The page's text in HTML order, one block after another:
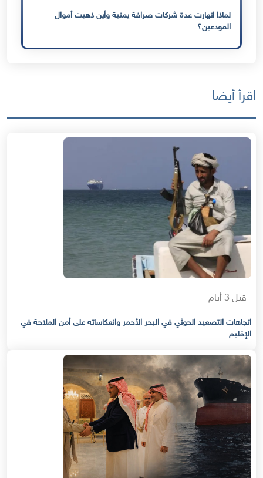
لماذا انهارت عدة شركات صرافة يمنية وأين ذهبت أموال
المودعين؟
اقرأ أيضا
قبل 3 أيام
اتجاهات التصعيد الحوثي في البحر الأحمر وانعكاساته على أمن الملاحة في
الإقليم